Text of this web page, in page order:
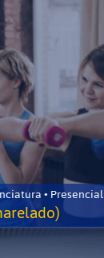
• Presencial